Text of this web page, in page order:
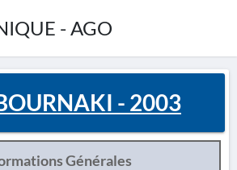
- AGO
- 2003
Générales